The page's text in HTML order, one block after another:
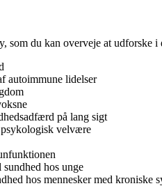
du kan overveje at udforske i
autoimmune lidelser
på lang sigt
psykologisk velvære
hos unge
hos mennesker med kroniske